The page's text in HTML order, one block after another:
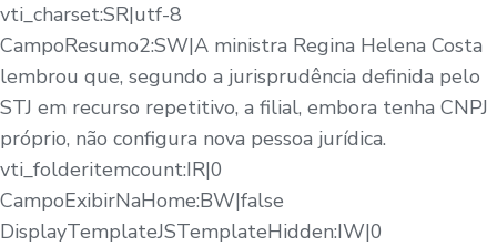
vti_charset:SR|utf-8
CampoResumo2:SW|A ministra Regina Helena Costa
lembrou que, segundo a jurisprudência definida pelo
STJ em recurso repetitivo, a filial, embora tenha CNPJ
próprio, não configura nova pessoa jurídica.
vti_folderitemcount:IR|0
CampoExibirNaHome:BW|false
DisplayTemplateJSTemplateHidden:IW|0